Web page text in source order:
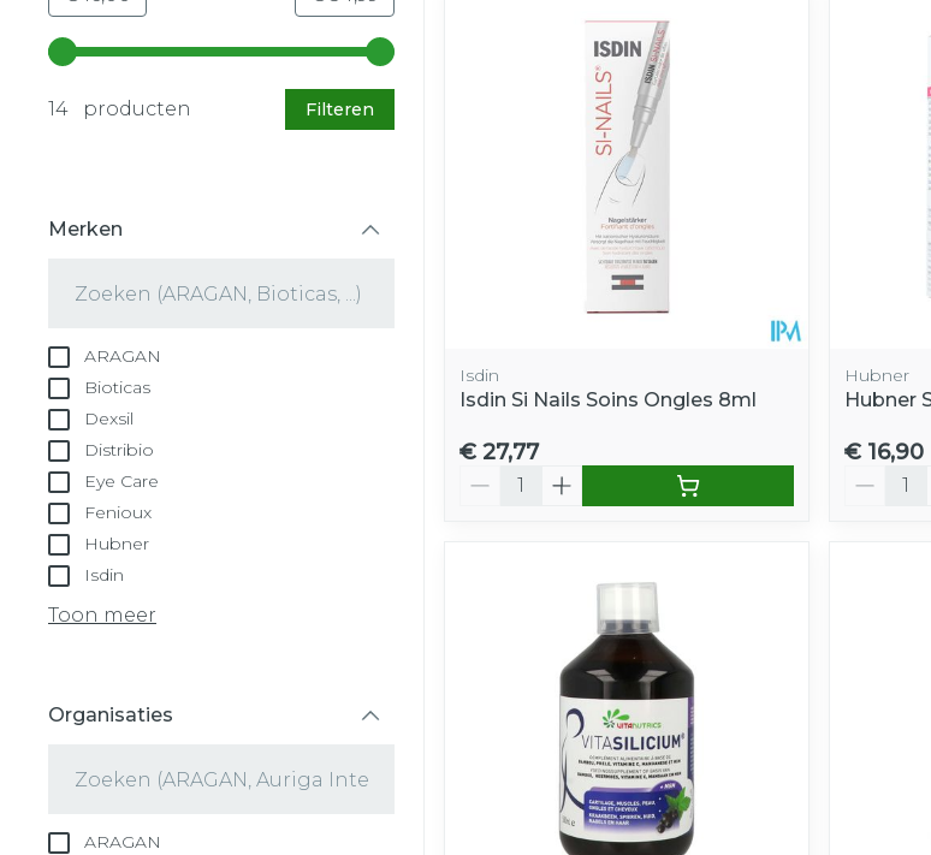
Gebruik de pijltjestoetsen links en rechts om de minimale en maximale prijswaarden
14 producten Filteren
Merken
ARAGAN
Bioticas
Dexsil
Distribio
Eye Care
Fenioux
Hubner
Isdin
Toon meer
Organisaties
ARAGAN
Isdin
Isdin Si Nails Soins Ongles 8ml
€ 27,77
Aantal
Hubner
Hubner
€ 16,90
Aantal